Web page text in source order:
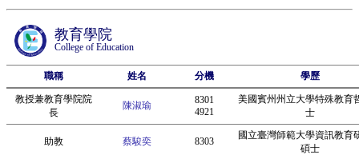
教育學院
College of Education
職稱 姓名 分機 學歷
教授兼教育學院院
長
陳淑瑜
8301
4921
美國賓州州立大學特殊教育
士
助教 蔡駿奕 8303
國立臺灣師範大學資訊教育
碩士